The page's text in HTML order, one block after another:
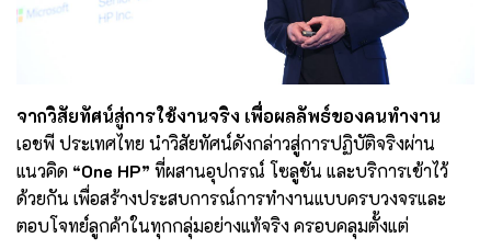
จากวิสัยทัศน์สู่การใช้งานจริง เพื่อผลลัพธ์ของคนทำงาน
เอชพี ประเทศไทย นำวิสัยทัศน์ดังกล่าวสู่การปฏิบัติจริงผ่าน
แนวคิด “One HP” ที่ผสานอุปกรณ์ โซลูชัน และบริการเข้าไว้
ด้วยกัน เพื่อสร้างประสบการณ์การทำงานแบบครบวงจรและ
ตอบโจทย์ลูกค้าในทุกกลุ่มอย่างแท้จริง ครอบคลุมตั้งแต่